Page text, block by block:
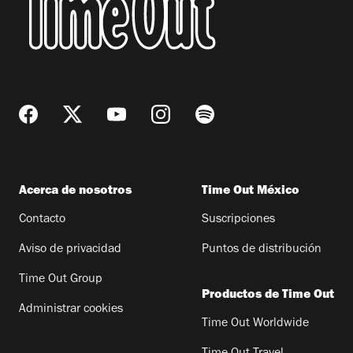
Acerca de nosotros
Contacto
Aviso de privacidad
Time Out Group
Administrar cookies
Time Out México
Suscripciones
Puntos de distribución
Productos de Time Out
Time Out Worldwide